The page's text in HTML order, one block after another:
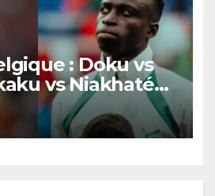
: Doku vs
vs Niakhaté…
vont faire
match.